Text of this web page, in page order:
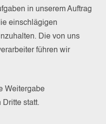
in unserem Auftrag
einschlägigen
Die von uns
führen wir
Weitergabe
statt.